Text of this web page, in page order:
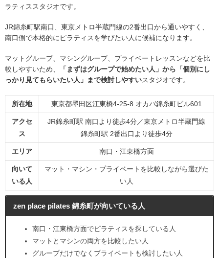
ラティススタジオです。
JR錦糸町駅南口、東京メトロ半蔵門線の2番出口から通いやすく、
南口側で本格的にピラティスを学びたい人に候補になります。
マットグループ、マシングループ、プライベートレッスンなどを比
較しやすいため、
「まずはグループで始めたい人」から「個別にし
っかり見てもらいたい人」まで検討しやすいスタジオです。
所在地 東京都墨田区江東橋4-25-8 オカバ錦糸町ビル601
アクセ
ス
JR錦糸町駅 南口より徒歩4分／東京メトロ半蔵門線
錦糸町駅 2番出口より徒歩4分
エリア 南口・江東橋方面
向いて
いる人
マット・マシン・プライベートを比較しながら選びた
い人
zen place pilates 錦糸町が向いている人
南口・江東橋方面でピラティスを探している人
マットとマシンの両方を比較したい人
グループだけでなくプライベートも検討したい人